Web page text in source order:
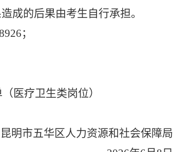
成的后果由考生自行承担。
；
医疗卫生类岗位）
昆明市五华区人力资源和社会保障局